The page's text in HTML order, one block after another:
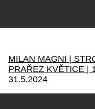
MILAN MAGNI |
PRAŘEZ KVĚTICE |
31.5.2024